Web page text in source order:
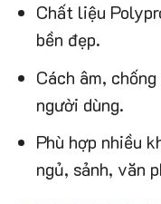
Chất liệu
bền đẹp.
Cách âm,
người dùng.
Phù hợp nhiều
ngủ, sảnh, văn